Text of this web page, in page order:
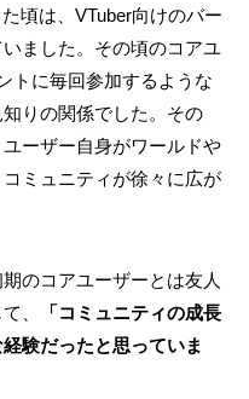
頃は、VTuber向けのバー
ました。その頃のコアユ
トに毎回参加するような
りの関係でした。その
ーザー自身がワールドや
ミュニティが徐々に広が
のコアユーザーとは友人
、
「コミュニティの成長
験だったと思っていま